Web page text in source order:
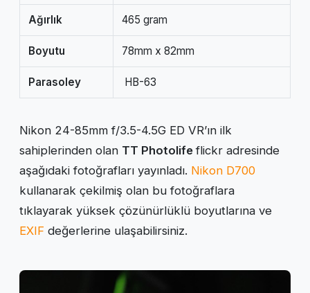
Ağırlık 465 gram
Boyutu 78mm x 82mm
Parasoley HB-63
Nikon 24-85mm f/3.5-4.5G ED VR’ın ilk
sahiplerinden olan TT Photolifeflickr adresinde
aşağıdaki fotoğrafları yayınladı. Nikon D700
kullanarak çekilmiş olan bu fotoğraflara
tıklayarak yüksek çözünürlüklü boyutlarına ve
EXIF değerlerine ulaşabilirsiniz.